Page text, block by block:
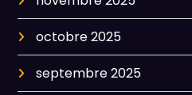
octobre 2025
septembre 2025